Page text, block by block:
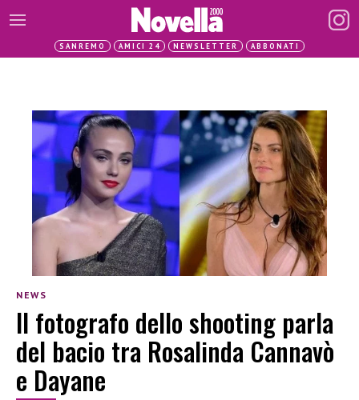
SANREMO AMICI 24 NEWSLETTER ABBONATI
NEWS
Il fotografo dello shooting parla
del bacio tra Rosalinda Cannavò
e Dayane